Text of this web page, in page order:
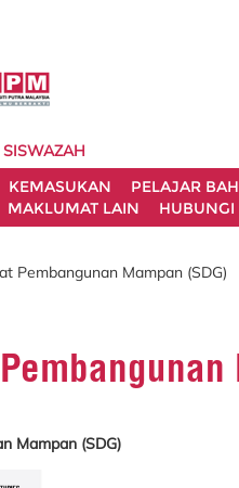
SISWAZAH
KEMASUKAN PELAJAR
MAKLUMAT LAIN HUBUNGI
Pembangunan Mampan (SDG)
Mampan (SDG)